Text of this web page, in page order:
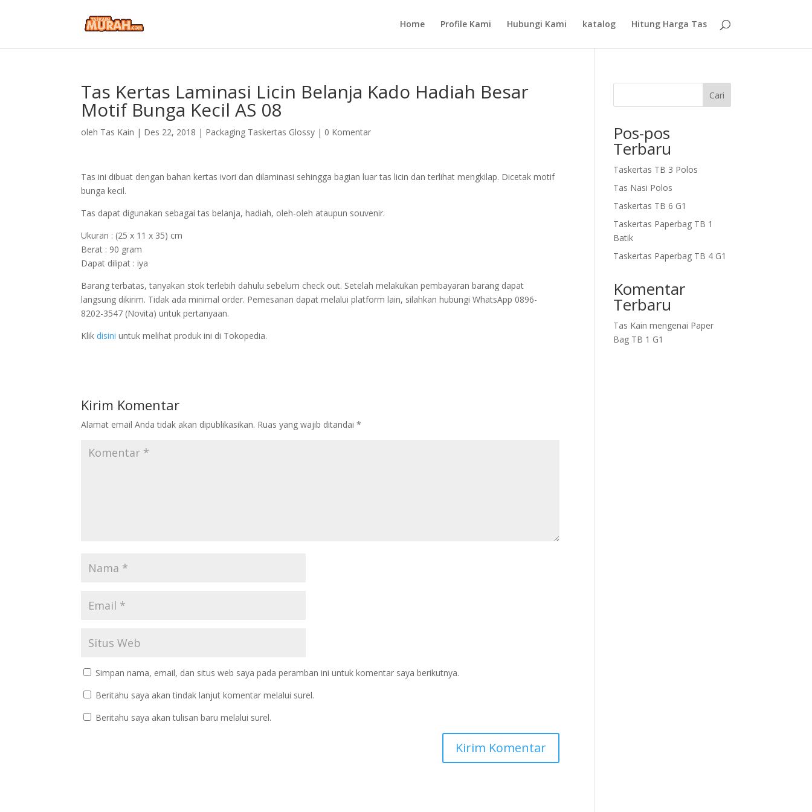
Home Profile Kami Hubungi Kami katalog Hitung Harga Tas
Tas Kertas Laminasi Licin Belanja Kado Hadiah Besar
Motif Bunga Kecil AS 08
oleh Tas Kain | Des 22, 2018 | Packaging Taskertas Glossy | 0 Komentar
Tas ini dibuat dengan bahan kertas ivori dan dilaminasi sehingga bagian luar tas licin dan terlihat mengkilap. Dicetak motif
bunga kecil.
Tas dapat digunakan sebagai tas belanja, hadiah, oleh-oleh ataupun souvenir.
Ukuran : (25 x 11 x 35) cm
Berat : 90 gram
Dapat dilipat : iya
Barang terbatas, tanyakan stok terlebih dahulu sebelum check out. Setelah melakukan pembayaran barang dapat
langsung dikirim. Tidak ada minimal order. Pemesanan dapat melalui platform lain, silahkan hubungi WhatsApp 0896-
8202-3547 (Novita) untuk pertanyaan.
Klikdisini untuk melihat produk ini di Tokopedia.
Kirim Komentar
Alamat email Anda tidak akan dipublikasikan. Ruas yang wajib ditandai*
Simpan nama, email, dan situs web saya pada peramban ini untuk komentar saya berikutnya.
Beritahu saya akan tindak lanjut komentar melalui surel.
Beritahu saya akan tulisan baru melalui surel.
Cari
Pos-pos
Terbaru
Taskertas TB 3 Polos
Tas Nasi Polos
Taskertas TB 6 G1
Taskertas Paperbag TB 1
Batik
Taskertas Paperbag TB 4 G1
Komentar
Terbaru
Tas Kain mengenai Paper
Bag TB 1 G1